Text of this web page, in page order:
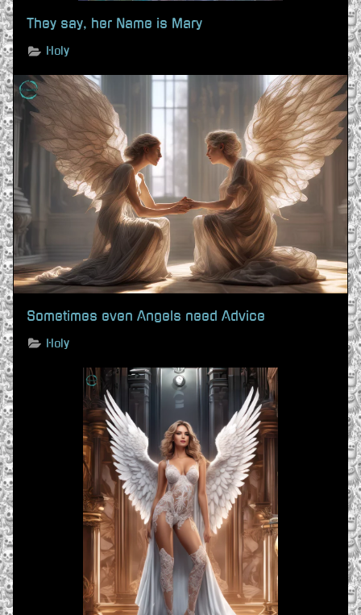
They say, her Name is Mary
Holy
Sometimes even Angels need Advice
Holy